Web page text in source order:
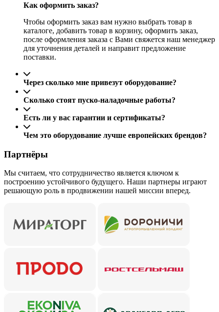
Как оформить заказ?
Чтобы оформить заказ вам нужно выбрать товар в
каталоге, добавить товар в корзину, оформить заказ,
после оформления заказа с Вами свяжется наш менеджер
для уточнения деталей и направит предложение
поставки.
Через сколько мне привезут оборудование?
Сколько стоят пуско-наладочные работы?
Есть ли у вас гарантии и сертификаты?
Чем это оборудование лучше европейских брендов?
Партнёры
Мы считаем, что сотрудничество является ключом к
построению устойчивого будущего. Наши партнеры играют
решающую роль в продвижении нашей миссии вперед.